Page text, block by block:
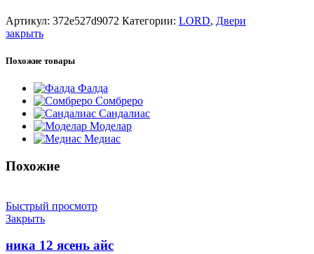
Артикул: 372e527d9072 Категории: LORD, Двери
закрыть
Похожие товары
Фалда
Сомбреро
Сандалиас
Моделар
Медиас
Похожие
Быстрый просмотр
Закрыть
ника 12 ясень айс